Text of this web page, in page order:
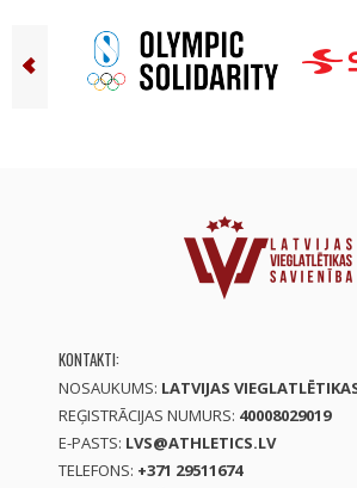
KONTAKTI:
NOSAUKUMS: LATVIJAS
REĢISTRĀCIJAS NUMURS: 40008029019
E-PASTS: LVS@ATHLETICS.LV
TELEFONS: +371 29511674